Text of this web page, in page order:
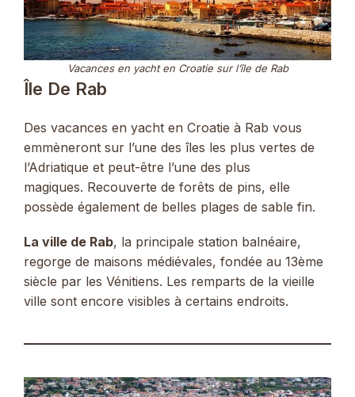
Vacances en yacht en Croatie sur l’île de Rab
Île De Rab
Des vacances en yacht en Croatie à Rab vous
emmèneront sur l’une des îles les plus vertes de
l’Adriatique et peut-être l’une des plus
magiques. Recouverte de forêts de pins, elle
possède également de belles plages de sable fin.
La ville de Rab, la principale station balnéaire,
regorge de maisons médiévales, fondée au 13ème
siècle par les Vénitiens. Les remparts de la vieille
ville sont encore visibles à certains endroits.